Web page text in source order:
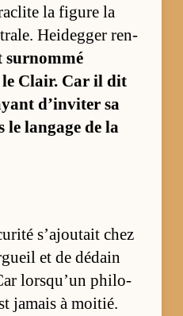
la fi­gure la
Hei­deg­ger ren­
sur­nommé
le Clair. Car il dit
d’in­vi­ter sa
le lan­gage de la
s’ajou­tait chez
et de dé­dain
lorsqu’un phi­lo­
ja­mais à moi­tié.